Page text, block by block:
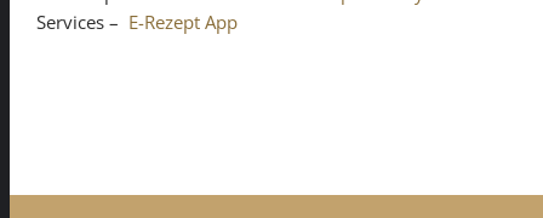
Services – E-Rezept App